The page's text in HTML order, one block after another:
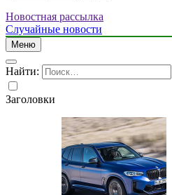
Новостная рассылка
Случайные новости
Меню
Найти:
Заголовки